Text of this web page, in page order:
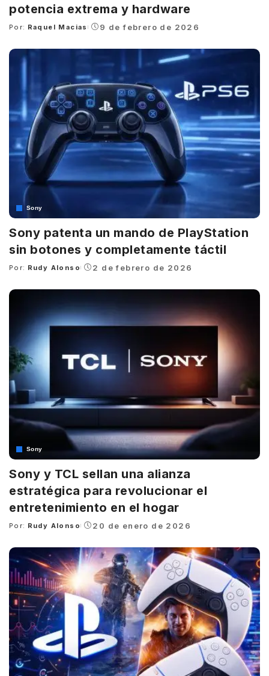
potencia extrema y hardware
Posted
Por: Raquel Macias 9 de febrero de 2026
Sony
Sony patenta un mando de PlayStation
sin botones y completamente táctil
Posted
Por: Rudy Alonso 2 de febrero de 2026
Sony
Sony y TCL sellan una alianza
estratégica para revolucionar el
entretenimiento en el hogar
Posted
Por: Rudy Alonso 20 de enero de 2026